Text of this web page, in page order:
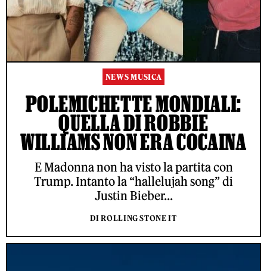
NEWS MUSICA
POLEMICHETTE MONDIALI:
QUELLA DI ROBBIE
WILLIAMS NON ERA COCAINA
E Madonna non ha visto la partita con
Trump. Intanto la “hallelujah song” di
Justin Bieber...
DI ROLLING STONE IT